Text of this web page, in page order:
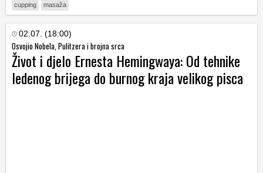
cupping masaža
02.07. (18:00)
Osvojio Nobela, Pulitzera i brojna srca
Život i djelo Ernesta Hemingwaya: Od tehnike
ledenog brijega do burnog kraja velikog pisca